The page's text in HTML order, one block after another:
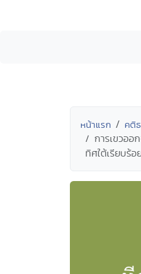
หน้าแรก คติ
การเขวออ
ทิศใต้เรียบร้อ